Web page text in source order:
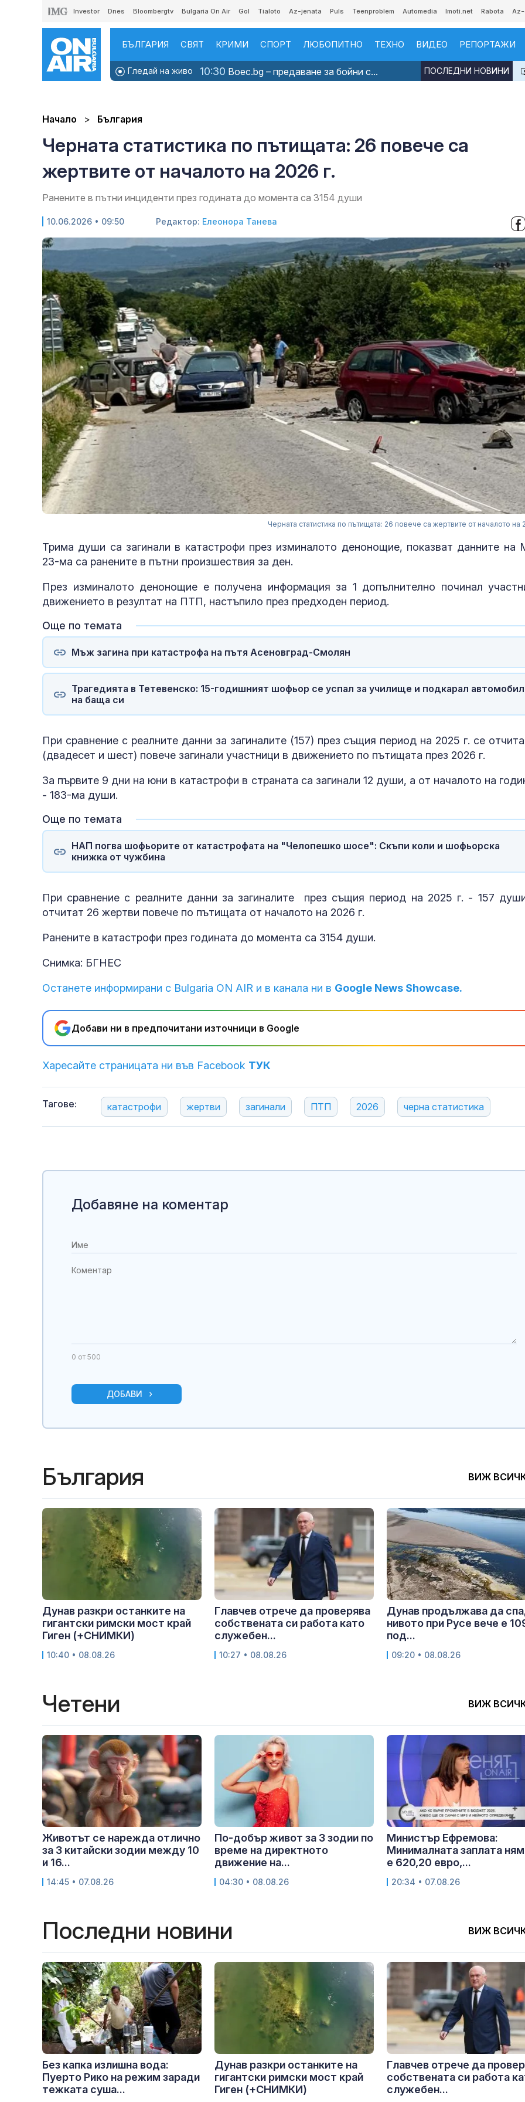
Investor Dnes Bloombergtv Bulgaria On Air Gol Tialoto Az-jenata Puls Teenproblem Automedia Imoti.net Rabota
БЪЛГАРИЯ СВЯТ КРИМИ СПОРТ ЛЮБОПИТНО ТЕХНО ВИДЕО РЕПОРТАЖИ
Гледай на живо 10:30 Boec.bg – предаване за бойни с... ПОСЛЕДНИ НОВИНИ
Начало България
Черната статистика по пътищата: 26 повече са
жертвите от началото на 2026 г.
Ранените в пътни инциденти през годината до момента са 3154 души
10.06.2026 • 09:50 Редактор: Елеонора Танева
Черната статистика по пътищата: 26 повече са жертвите от началото на
Трима души са загинали в катастрофи през изминалото денонощие, показват данните на
23-ма са ранените в пътни произшествия за ден.
През изминалото денонощие е получена информация за 1 допълнително починал
движението в резултат на ПТП, настъпило през предходен период.
Още по темата
Мъж загина при катастрофа на пътя Асеновград-Смолян
Трагедията в Тетевенско: 15-годишният шофьор се успал за училище и подкарал
на баща си
При сравнение с реалните данни за загиналите (157) през същия период на 2025 г. се
(двадесет и шест) повече загинали участници в движението по пътищата през 2026 г.
За първите 9 дни на юни в катастрофи в страната са загинали 12 души, а от началото на
- 183-ма души.
Още по темата
НАП погва шофьорите от катастрофата на "Челопешко шосе": Скъпи коли и шофьорска
книжка от чужбина
При сравнение с реалните данни за загиналите през същия период на 2025 г. - 157
отчитат 26 жертви повече по пътищата от началото на 2026 г.
Ранените в катастрофи през годината до момента са 3154 души.
Снимка: БГНЕС
Останете информирани с Bulgaria ON AIR и в канала ни в Google News Showcase.
Добави ни в предпочитани източници в Google
Харесайте страницата ни във Facebook ТУК
Тагове: катастрофи жертви загинали ПТП 2026 черна статистика
Руски удари
на Киев
Министър
Вносът на
контролира
Продават
острова на
Нивото на
109 см
Добавяне на коментар
0 от 500
ДОБАВИ
България ВИЖ
Дунав разкри останките на
гигантски римски мост край
Гиген (+СНИМКИ)
10:40 • 08.08.26
Главчев отрече да проверява
собствената си работа като
служебен...
10:27 • 08.08.26
Дунав продължава да
нивото при Русе вече е
под...
09:20 • 08.08.26
Четени ВИЖ
Животът се нарежда отлично
за 3 китайски зодии между 10
и 16...
14:45 • 07.08.26
По-добър живот за 3 зодии по
време на директното
движение на...
04:30 • 08.08.26
Министър Ефремова:
Минималната заплата
е 620,20 евро,...
20:34 • 07.08.26
Последни новини ВИЖ
Без капка излишна вода:
Пуерто Рико на режим заради
тежката суша...
Дунав разкри останките на
гигантски римски мост край
Гиген (+СНИМКИ)
Главчев отрече да
собствената си работа
служебен...